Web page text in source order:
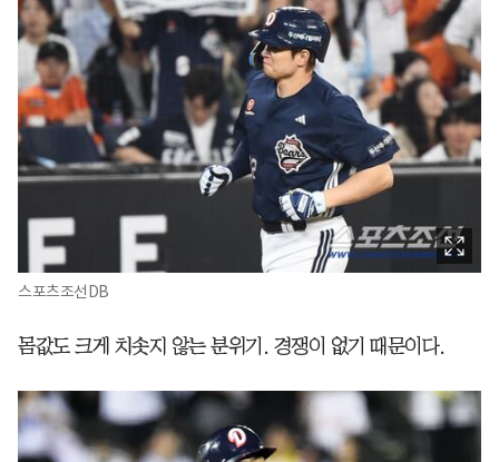
스포츠조선DB
몸값도 크게 치솟지 않는 분위기. 경쟁이 없기 때문이다.